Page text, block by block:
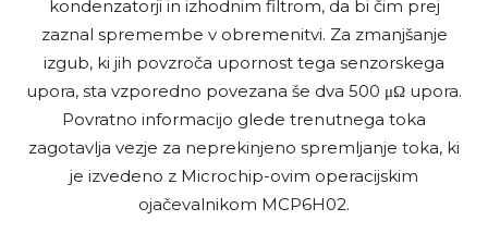
kondenzatorji in izhodnim filtrom, da bi čim prej
zaznal spremembe v obremenitvi. Za zmanjšanje
izgub, ki jih povzroča upornost tega senzorskega
upora, sta vzporedno povezana še dva 500 μΩ upora.
Povratno informacijo glede trenutnega toka
zagotavlja vezje za neprekinjeno spremljanje toka, ki
je izvedeno z Microchip-ovim operacijskim
ojačevalnikom MCP6H02.